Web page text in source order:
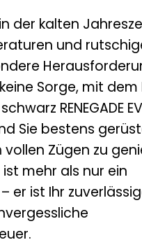
der kalten
und
Sorge, mit dem
RENEGADE
Sie bestens
vollen Zügen zu
ist mehr als nur ein
er ist Ihr